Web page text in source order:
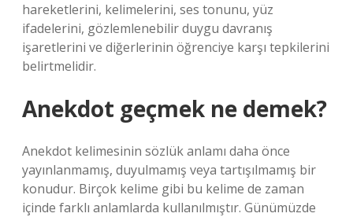
hareketlerini, kelimelerini, ses tonunu, yüz
ifadelerini, gözlemlenebilir duygu davranış
işaretlerini ve diğerlerinin öğrenciye karşı tepkilerini
belirtmelidir.
Anekdot geçmek ne demek?
Anekdot kelimesinin sözlük anlamı daha önce
yayınlanmamış, duyulmamış veya tartışılmamış bir
konudur. Birçok kelime gibi bu kelime de zaman
içinde farklı anlamlarda kullanılmıştır. Günümüzde